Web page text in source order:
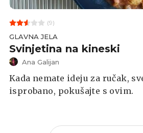
(9)
GLAVNA JELA
Svinjetina na kineski
Ana Galijan
Kada nemate ideju za ručak,
isprobano, pokušajte s ovim.